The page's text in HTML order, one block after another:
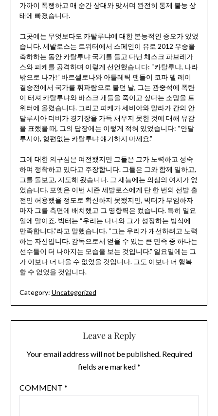
가까이 폭행하고 매 순간 상대와 맞서며 완전히 통제 불능 상
태에 빠졌습니다.
그곳에는 무엇보다도 카탈루냐에 대한 본능적인 증오가 있었
습니다. 세발로스는 트위터에서 스페인이 유로 2012 우승을
축하하는 동안 카탈루냐 국기를 들고 다닌 체스크 파브레가
스와 피케를 공격하며 이렇게 선언했습니다: “카탈루냐, 나라
밖으로 나가!” 바르셀로나와 아틀레틱 팬들이 코파 델 레이
결승전에서 국가를 휘파람으로 불던 날, 그는 관중석에 폭탄
이 터져 카탈루냐와 바스크 개들을 죽이고 싶다는 소망을 트
위터에 올렸습니다. 그리고 피케가 세비야와 말라가 간의 안
달루시아 더비가 경기장을 가득 채우지 못한 것에 대해 유감
을 표했을 때, 그의 답장에는 이렇게 적혀 있었습니다: “안달
루시아, 형편없는 카탈루냐 얘기하지 마세요.”
그에 대한 의구심은 여전했지만 그들은 그가 노력하고 성숙
하며 정착하고 있다고 주장합니다. 그들은 그와 함께 일하고,
그를 돌보고, 지도해 왔습니다. 그 재능에는 의심의 여지가 없
었습니다. 포옛은 이번 시즌 세발로스에게 단 한 번의 선발 출
전만 허용했을 정도로 확신하지 못했지만, 빅터가 부임하자
마자 그를 측면에 배치했고 그 영향력은 컸습니다. 특히 일요
일에 말이죠. 빅터는 “우리는 다니와 그가 성장하는 방식에
만족합니다.”라고 말했습니다. “그는 우리가 개선하려고 노력
하는 자산입니다. 감독으로서 얻을 수 있는 큰 만족 중 하나는
선수들이 더 나아지는 모습을 보는 것입니다.” 일요일에는 그
가 이보다 더 나을 수 없었을 것입니다. 그도 이보다 더 행복
할 수 없었을 것입니다.
Category: Uncategorized
Leave a Reply
Your email address will not be published. Required
fields are marked*
COMMENT *